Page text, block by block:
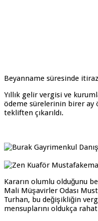
Beyanname süresinde
Yıllık gelir vergisi ve
ödeme sürelerinin birer ay
tekliften çıkarıldı.
Kararın olumlu olduğunu
Mali Müşavirler Odası
Turhan, bu değişikliğin
mensuplarını oldukça